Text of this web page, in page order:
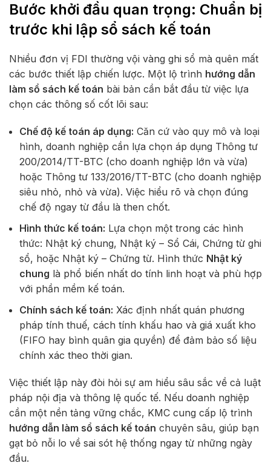
Bước khởi đầu quan trọng: Chuẩn bị
trước khi lập sổ sách kế toán
Nhiều đơn vị FDI thường vội vàng ghi sổ mà quên mất
các bước thiết lập chiến lược. Một lộ trình hướng dẫn
làm sổ sách kế toán bài bản cần bắt đầu từ việc lựa
chọn các thông số cốt lõi sau:
Chế độ kế toán áp dụng: Căn cứ vào quy mô và loại
hình, doanh nghiệp cần lựa chọn áp dụng Thông tư
200/2014/TT-BTC (cho doanh nghiệp lớn và vừa)
hoặc Thông tư 133/2016/TT-BTC (cho doanh nghiệp
siêu nhỏ, nhỏ và vừa). Việc hiểu rõ và chọn đúng
chế độ ngay từ đầu là then chốt.
Hình thức kế toán: Lựa chọn một trong các hình
thức: Nhật ký chung, Nhật ký – Sổ Cái, Chứng từ ghi
sổ, hoặc Nhật ký – Chứng từ. Hình thức Nhật ký
chung là phổ biến nhất do tính linh hoạt và phù hợp
với phần mềm kế toán.
Chính sách kế toán: Xác định nhất quán phương
pháp tính thuế, cách tính khấu hao và giá xuất kho
(FIFO hay bình quân gia quyền) để đảm bảo số liệu
chính xác theo thời gian.
Việc thiết lập này đòi hỏi sự am hiểu sâu sắc về cả luật
pháp nội địa và thông lệ quốc tế. Nếu doanh nghiệp
cần một nền tảng vững chắc, KMC cung cấp lộ trình
hướng dẫn làm sổ sách kế toán chuyên sâu, giúp bạn
gạt bỏ nỗi lo về sai sót hệ thống ngay từ những ngày
đầu.